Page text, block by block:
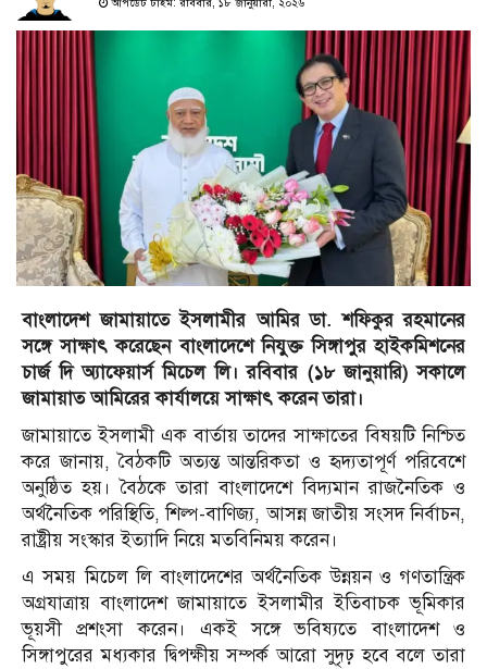
আপডেট টাইম: রবিবার, ১৮ জানুয়ারী, ২০২৬
বাংলাদেশ জামায়াতে ইসলামীর আমির ডা. শফিকুর রহমানের
সঙ্গে সাক্ষাৎ করেছেন বাংলাদেশে নিযুক্ত সিঙ্গাপুর হাইকমিশনের
চার্জ দি অ্যাফেয়ার্স মিচেল লি। রবিবার (১৮ জানুয়ারি) সকালে
জামায়াত আমিরের কার্যালয়ে সাক্ষাৎ করেন তারা।
জামায়াতে ইসলামী এক বার্তায় তাদের সাক্ষাতের বিষয়টি নিশ্চিত
করে জানায়, বৈঠকটি অত্যন্ত আন্তরিকতা ও হৃদ্যতাপূর্ণ পরিবেশে
অনুষ্ঠিত হয়। বৈঠকে তারা বাংলাদেশে বিদ্যমান রাজনৈতিক ও
অর্থনৈতিক পরিস্থিতি, শিল্প-বাণিজ্য, আসন্ন জাতীয় সংসদ নির্বাচন,
রাষ্ট্রীয় সংস্কার ইত্যাদি নিয়ে মতবিনিময় করেন।
এ সময় মিচেল লি বাংলাদেশের অর্থনৈতিক উন্নয়ন ও গণতান্ত্রিক
অগ্রযাত্রায় বাংলাদেশ জামায়াতে ইসলামীর ইতিবাচক ভূমিকার
ভূয়সী প্রশংসা করেন। একই সঙ্গে ভবিষ্যতে বাংলাদেশ ও
সিঙ্গাপুরের মধ্যকার দ্বিপক্ষীয় সম্পর্ক আরো সুদৃঢ় হবে বলে তারা